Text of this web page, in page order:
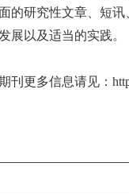
的研究性文章、短
展以及适当的实践。
更多信息请见：